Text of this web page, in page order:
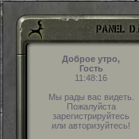
Доброе утро,
Гость
11:48:17
Мы рады вас видеть.
Пожалуйста
зарегистрируйтесь
или авторизуйтесь!